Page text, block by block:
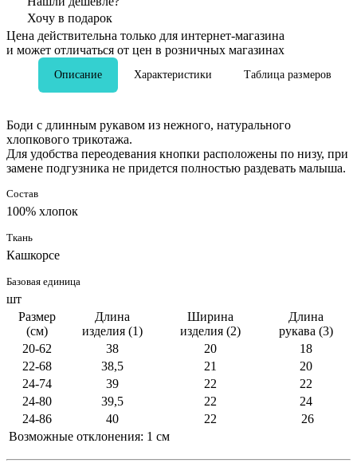
Хочу в подарок
Цена действительна только для интернет-магазина
и может отличаться от цен в розничных магазинах
Описание Характеристики Таблица размеров
Боди с длинным рукавом из нежного, натурального
хлопкового трикотажа.
Для удобства переодевания кнопки расположены по низу, при
замене подгузника не придется полностью раздевать малыша.
Состав
100% хлопок
Ткань
Кашкорсе
Базовая единица
шт
Размер
(см)
Длина
изделия (1)
Ширина
изделия (2)
Длина
рукава (3)
20-62
38 20
18
22-68
38,5 21
20
24-74
39 22
22
24-80
39,5 22
24
24-86
40 22
26
Возможные отклонения: 1 см